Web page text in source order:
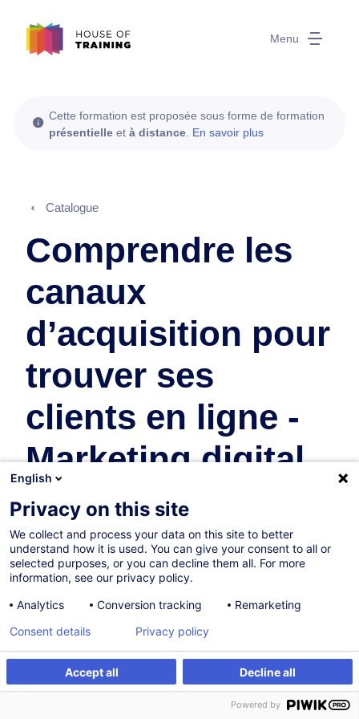
Menu
S'inscrire Formation sur mesure
Cette formation est proposée sous forme de formation
présentielle et à distance En savoir plus
Catalogue
Comprendre les
canaux
d’acquisition pour
trouver ses
clients en ligne -
Marketing digital
pour non
marketeur
Marketing & Communication
13.10.2026
5h
Formation présentielle
English
Privacy on this site
We collect and process your data on this site to better
understand how it is used. You can give your consent to all or
selected purposes, or you can decline them all. For more
information, see our privacy policy.
Analytics
Conversion tracking Remarketing
Accept all Decline all
Consent details Privacy policy
Powered by